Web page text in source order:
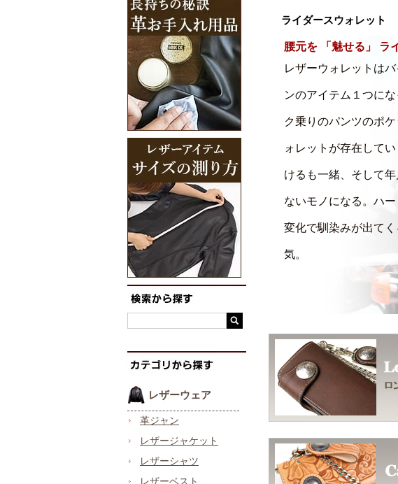
レザーウェア
革ジャン
レザージャケット
レザーシャツ
レザーベスト
ライダースウォレット
腰元を 「魅せる」 ラ
レザーウォレットは
ンのアイテム１つに
ク乗りのパンツのポ
ォレットが存在して
けるも一緒、そして
ないモノになる。ハ
変化で馴染みが出てく
気。